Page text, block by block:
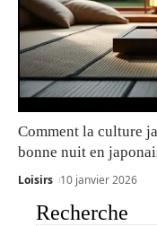
Comment la culture
bonne nuit en
Loisirs 10 janvier 2026
Recherche